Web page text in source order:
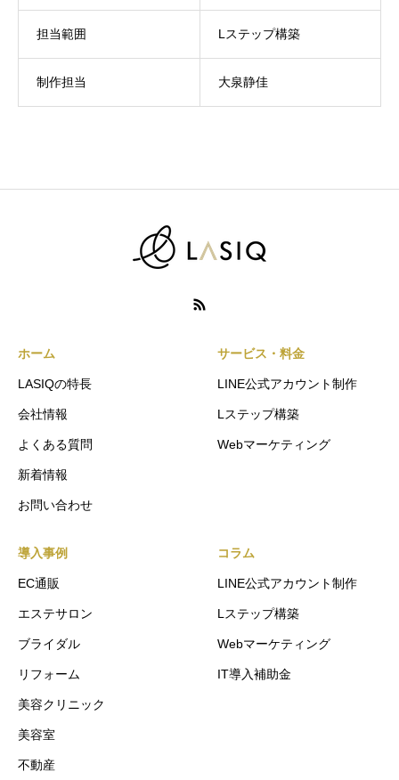
担当範囲 Lステップ構築
制作担当 大泉静佳
ホーム
LASIQの特長
会社情報
よくある質問
新着情報
お問い合わせ
サービス・料金
LINE公式アカウント制作
Lステップ構築
Webマーケティング
導入事例
EC通販
エステサロン
ブライダル
リフォーム
美容クリニック
美容室
不動産
コラム
LINE公式アカウント制作
Lステップ構築
Webマーケティング
IT導入補助金